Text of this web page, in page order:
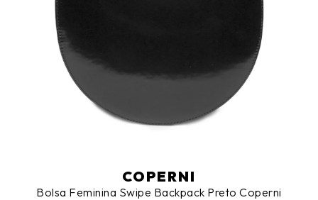
COPERNI
Bolsa Feminina Swipe Backpack Preto Coperni